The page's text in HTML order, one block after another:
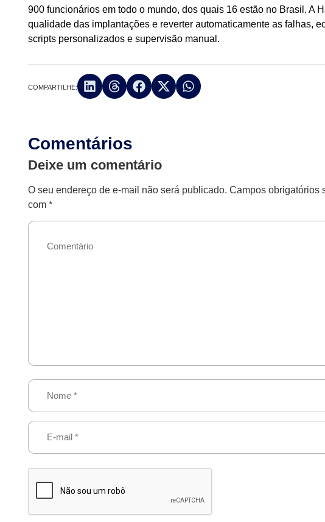
900 funcionários em todo o mundo, dos quais 16 estão no Brasil. A
qualidade das implantações e reverter automaticamente as falhas,
scripts personalizados e supervisão manual.
COMPARTILHE:
Comentários
Deixe um comentário
O seu endereço de e-mail não será publicado. Campos obrigatórios
com*